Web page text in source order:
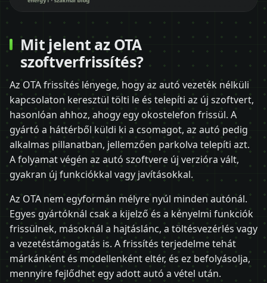
Mit jelent az OTA
szoftverfrissítés?
Az OTA frissítés lényege, hogy az autó vezeték nélküli
kapcsolaton keresztül tölti le és telepíti az új szoftvert,
hasonlóan ahhoz, ahogy egy okostelefon frissül. A
gyártó a háttérből küldi ki a csomagot, az autó pedig
alkalmas pillanatban, jellemzően parkolva telepíti azt.
A folyamat végén az autó szoftvere új verzióra vált,
gyakran új funkciókkal vagy javításokkal.
Az OTA nem egyformán mélyre nyúl minden autónál.
Egyes gyártóknál csak a kijelző és a kényelmi funkciók
frissülnek, másoknál a hajtáslánc, a töltésvezérlés vagy
a vezetéstámogatás is. A frissítés terjedelme tehát
márkánként és modellenként eltér, és ez befolyásolja,
mennyire fejlődhet egy adott autó a vétel után.